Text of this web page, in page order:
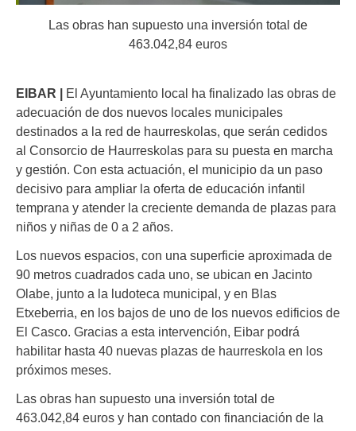
Las obras han supuesto una inversión total de
463.042,84 euros
EIBAR |
El Ayuntamiento local ha finalizado las obras de
adecuación de dos nuevos locales municipales
destinados a la red de haurreskolas, que serán cedidos
al Consorcio de Haurreskolas para su puesta en marcha
y gestión. Con esta actuación, el municipio da un paso
decisivo para ampliar la oferta de educación infantil
temprana y atender la creciente demanda de plazas para
niños y niñas de 0 a 2 años.
Los nuevos espacios, con una superficie aproximada de
90 metros cuadrados cada uno, se ubican en Jacinto
Olabe, junto a la ludoteca municipal, y en Blas
Etxeberria, en los bajos de uno de los nuevos edificios de
El Casco. Gracias a esta intervención, Eibar podrá
habilitar hasta 40 nuevas plazas de haurreskola en los
próximos meses.
Las obras han supuesto una inversión total de
463.042,84 euros y han contado con financiación de la